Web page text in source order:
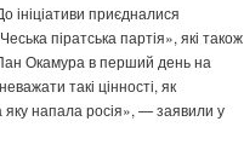
ініціативи приєдналися
піратська партія», які також
Окамура в перший день на
такі цінності, як
яку напала росія», — заявили у